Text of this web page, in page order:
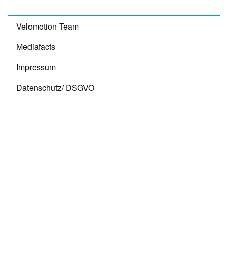
Velomotion Team
Mediafacts
Impressum
Datenschutz/ DSGVO